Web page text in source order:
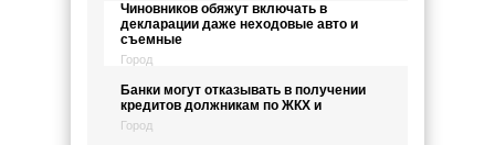
Чиновников обяжут включать в
декларации даже неходовые авто и
съемные
Город
Банки могут отказывать в получении
кредитов должникам по ЖКХ и
Город